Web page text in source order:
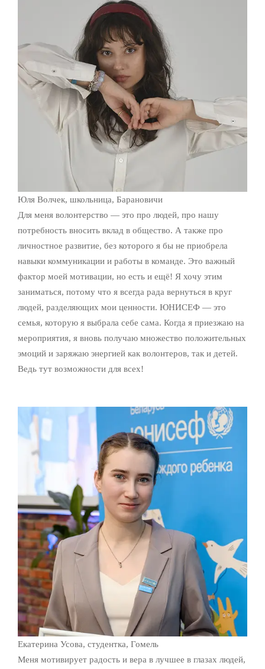
Юля Волчек, школьница, Барановичи
Для меня волонтерство — это про людей, про нашу
потребность вносить вклад в общество. А также про
личностное развитие, без которого я бы не приобрела
навыки коммуникации и работы в команде. Это важный
фактор моей мотивации, но есть и ещё! Я хочу этим
заниматься, потому что я всегда рада вернуться в круг
людей, разделяющих мои ценности. ЮНИСЕФ — это
семья, которую я выбрала себе сама. Когда я приезжаю на
мероприятия, я вновь получаю множество положительных
эмоций и заряжаю энергией как волонтеров, так и детей.
Ведь тут возможности для всех!
Екатерина Усова, студентка, Гомель
Меня мотивирует радость и вера в лучшее в глазах людей,